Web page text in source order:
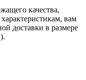
качества,
вам
доставки в размере